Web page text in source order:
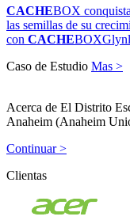
CACHEBOX
las semillas de su
con CACHEBOX
Caso de Estudio Mas >
Acerca de El Distrito
Anaheim (Anaheim
Continuar >
Clientas